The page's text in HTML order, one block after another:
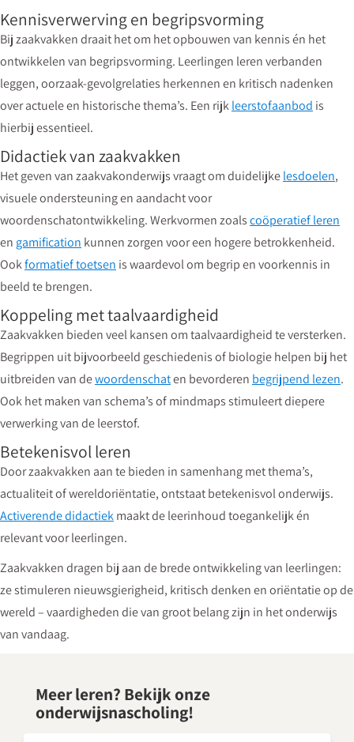
Kennisverwerving en begripsvorming
Bij zaakvakken draait het om het opbouwen van kennis én het
ontwikkelen van begripsvorming. Leerlingen leren verbanden
leggen, oorzaak-gevolgrelaties herkennen en kritisch nadenken
over actuele en historische thema’s. Een rijkleerstofaanbod is
hierbij essentieel.
Didactiek van zaakvakken
Het geven van zaakvakonderwijs vraagt om duidelijkelesdoelen,
visuele ondersteuning en aandacht voor
woordenschatontwikkeling. Werkvormen zoalscoöperatief leren
en gamification kunnen zorgen voor een hogere betrokkenheid.
Ookformatief toetsen is waardevol om begrip en voorkennis in
beeld te brengen.
Koppeling met taalvaardigheid
Zaakvakken bieden veel kansen om taalvaardigheid te versterken.
Begrippen uit bijvoorbeeld geschiedenis of biologie helpen bij het
uitbreiden van dewoordenschaten bevorderen begrijpend lezen.
Ook het maken van schema’s of mindmaps stimuleert diepere
verwerking van de leerstof.
Betekenisvol leren
Door zaakvakken aan te bieden in samenhang met thema’s,
actualiteit of wereldoriëntatie, ontstaat betekenisvol onderwijs.
Activerende didactiekmaakt de leerinhoud toegankelijk én
relevant voor leerlingen.
Zaakvakken dragen bij aan de brede ontwikkeling van leerlingen:
ze stimuleren nieuwsgierigheid, kritisch denken en oriëntatie op de
wereld – vaardigheden die van groot belang zijn in het onderwijs
van vandaag.
Meer leren? Bekijk onze
onderwijsnascholing!